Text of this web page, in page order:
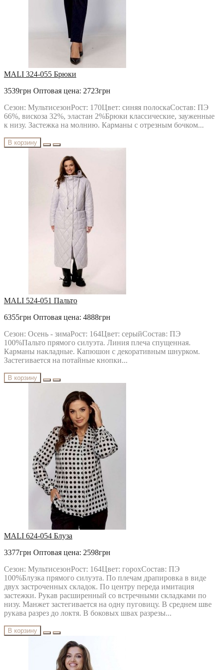
MALI 324-055 Брюки
3539грн Оптовая цена: 2723грн
Сезон: МультисезонРост: 170Цвет: синяя полоскаСостав: ПЭ
66%, вискоза 32%, эластан 2%Брюки классические, зауженные
к низу. Застежка на молнию. Карманы с отрезным бочком...
В корзину
MALI 524-051 Пальто
6355грн Оптовая цена: 4888грн
Сезон: Осень - зимаРост: 164Цвет: серыйСостав: ПЭ
100%Пальто прямого силуэта. Линия плеча спущенная.
Карманы накладные. Капюшон с декоративным шнурком.
Застегивается на потайные кнопки...
В корзину
MALI 624-054 Блуза
3377грн Оптовая цена: 2598грн
Сезон: МультисезонРост: 164Цвет: горохСостав: ПЭ
100%Блузка прямого силуэта. По плечам драпировка в виде
двух застроченных складок. По центру переда имитация
застежки. Рукав расширенный со встречными складками по
низу. Манжет застегивается на одну пуговицу. В среднем шве
рукава разрез до локтя. В боковых швах разрезы...
В корзину